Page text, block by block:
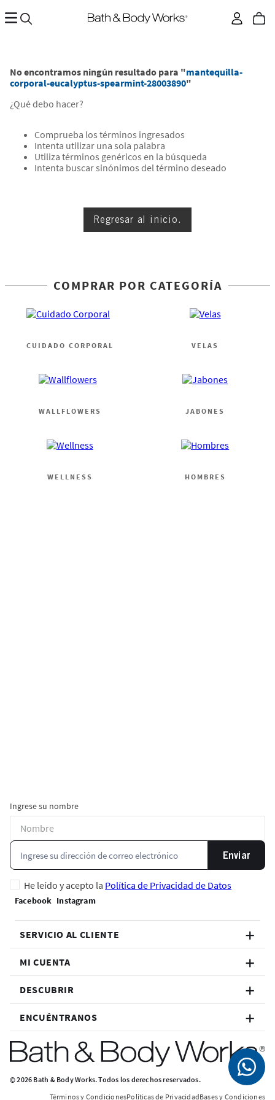
No encontramos ningún resultado para "mantequilla-
corporal-eucalyptus-spearmint-28003890"
¿Qué debo hacer?
Comprueba los términos ingresados
Intenta utilizar una sola palabra
Utiliza términos genéricos en la búsqueda
Intenta buscar sinónimos del término deseado
Regresar al inicio.
COMPRAR POR CATEGORÍA
CUIDADO CORPORAL VELAS
WALLFLOWERS JABONES
WELLNESS HOMBRES
Ingrese su nombre
Enviar
He leído y acepto la Política de Privacidad de Datos
SERVICIO AL CLIENTE
MI CUENTA
DESCUBRIR
ENCUÉNTRANOS
© 2026 Bath & Body Works. Todos los derechos reservados.
Términos y CondicionesPolíticas de PrivacidadBases y Condiciones